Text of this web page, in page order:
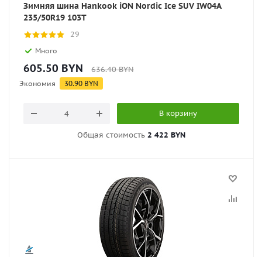
Зимняя шина Hankook iON Nordic Ice SUV IW04A
235/50R19 103T
29
Много
605.50 BYN 636.40BYN
Экономия 30.90 BYN
В корзину
Общая стоимость 2 422 BYN